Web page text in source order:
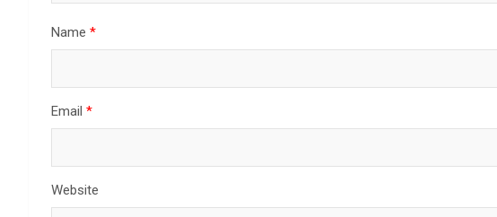
Name *
Email *
Website